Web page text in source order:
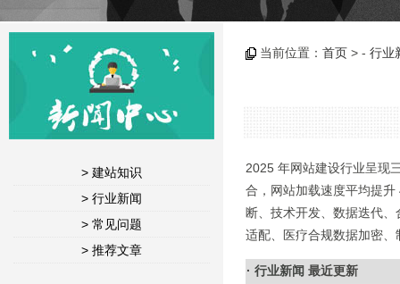
> 建站知识
> 行业新闻
> 常见问题
> 推荐文章
当前位置： 首页 > - 行业
2025 年网站建设行业呈现
合，网站加载速度平均提升
断、技术开发、数据迭代
适配、医疗合规数据加密
· 行业新闻 最近更新